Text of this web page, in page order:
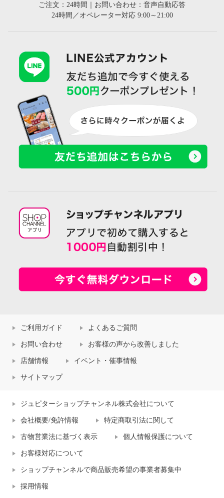
ご注文：24時間｜お問い合わせ：音声自動応答
24時間／オペレーター対応 9:00～21:00
ご利用ガイド よくあるご質問
お問い合わせ お客様の声から改善しました
店舗情報 イベント・催事情報
サイトマップ
ジュピターショップチャンネル株式会社について
会社概要/免許情報 特定商取引法に関して
古物営業法に基づく表示 個人情報保護について
お客様対応について
ショップチャンネルで商品販売希望の事業者募集中
採用情報